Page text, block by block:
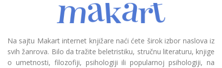
Na sajtu Makart internet knjižare naći ćete širok izbor naslova iz
svih žanrova. Bilo da tražite beletristiku, stručnu literaturu, knjige
o umetnosti, filozofiji, psihologiji ili popularnoj psihologiji, na